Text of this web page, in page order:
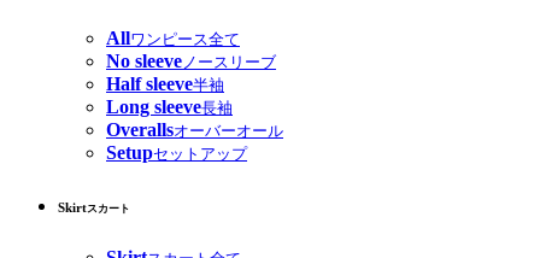
Allワンピース全て
No sleeveノースリーブ
Half sleeve半袖
Long sleeve長袖
Overallsオーバーオール
Setupセットアップ
Skirtスカート